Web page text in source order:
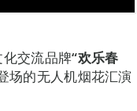
交流品牌“欢乐春
场的无人机烟花汇演